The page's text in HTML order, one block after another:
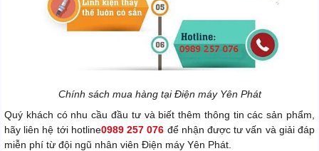
Chính sách mua hàng tại Điện máy Yên Phát
Quý khách có nhu cầu đầu tư và biết thêm thông tin các sản phẩm,
hãy liên hệ tới hotline0989 257 076 để nhận được tư vấn và giải đáp
miễn phí từ đội ngũ nhân viên Điện máy Yên Phát.